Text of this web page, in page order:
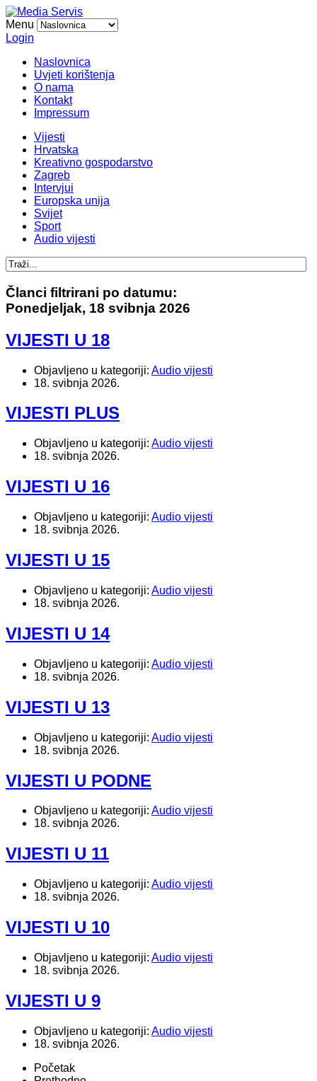
Menu
Login
Naslovnica
Uvjeti korištenja
O nama
Kontakt
Impressum
Vijesti
Hrvatska
Kreativno gospodarstvo
Zagreb
Intervjui
Europska unija
Svijet
Sport
Audio vijesti
Članci filtrirani po datumu:
Ponedjeljak, 18 svibnja 2026
VIJESTI U 18
Objavljeno u kategoriji: Audio vijesti
18. svibnja 2026.
VIJESTI PLUS
Objavljeno u kategoriji: Audio vijesti
18. svibnja 2026.
VIJESTI U 16
Objavljeno u kategoriji: Audio vijesti
18. svibnja 2026.
VIJESTI U 15
Objavljeno u kategoriji: Audio vijesti
18. svibnja 2026.
VIJESTI U 14
Objavljeno u kategoriji: Audio vijesti
18. svibnja 2026.
VIJESTI U 13
Objavljeno u kategoriji: Audio vijesti
18. svibnja 2026.
VIJESTI U PODNE
Objavljeno u kategoriji: Audio vijesti
18. svibnja 2026.
VIJESTI U 11
Objavljeno u kategoriji: Audio vijesti
18. svibnja 2026.
VIJESTI U 10
Objavljeno u kategoriji: Audio vijesti
18. svibnja 2026.
VIJESTI U 9
Objavljeno u kategoriji: Audio vijesti
18. svibnja 2026.
Početak